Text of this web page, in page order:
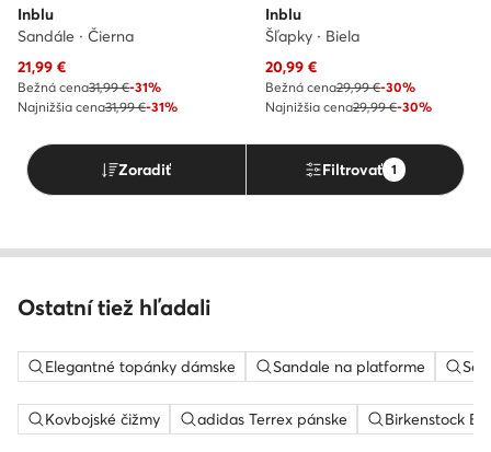
Inblu
Sandále · Čierna
Aktuálna cena
21,99 €
Bežná cena31,99 €-31%
Najnižšia cena31,99 €-31%
Inblu
Šľapky · Biela
Aktuálna cena
20,99 €
Bežná cena29,99 €-30%
Najnižšia cena29,99 €-30%
Zoradiť Filtrovať 1
Ostatní tiež hľadali
Elegantné topánky dámske Sandale na platforme
Kovbojské čižmy adidas Terrex pánske Birkenstock